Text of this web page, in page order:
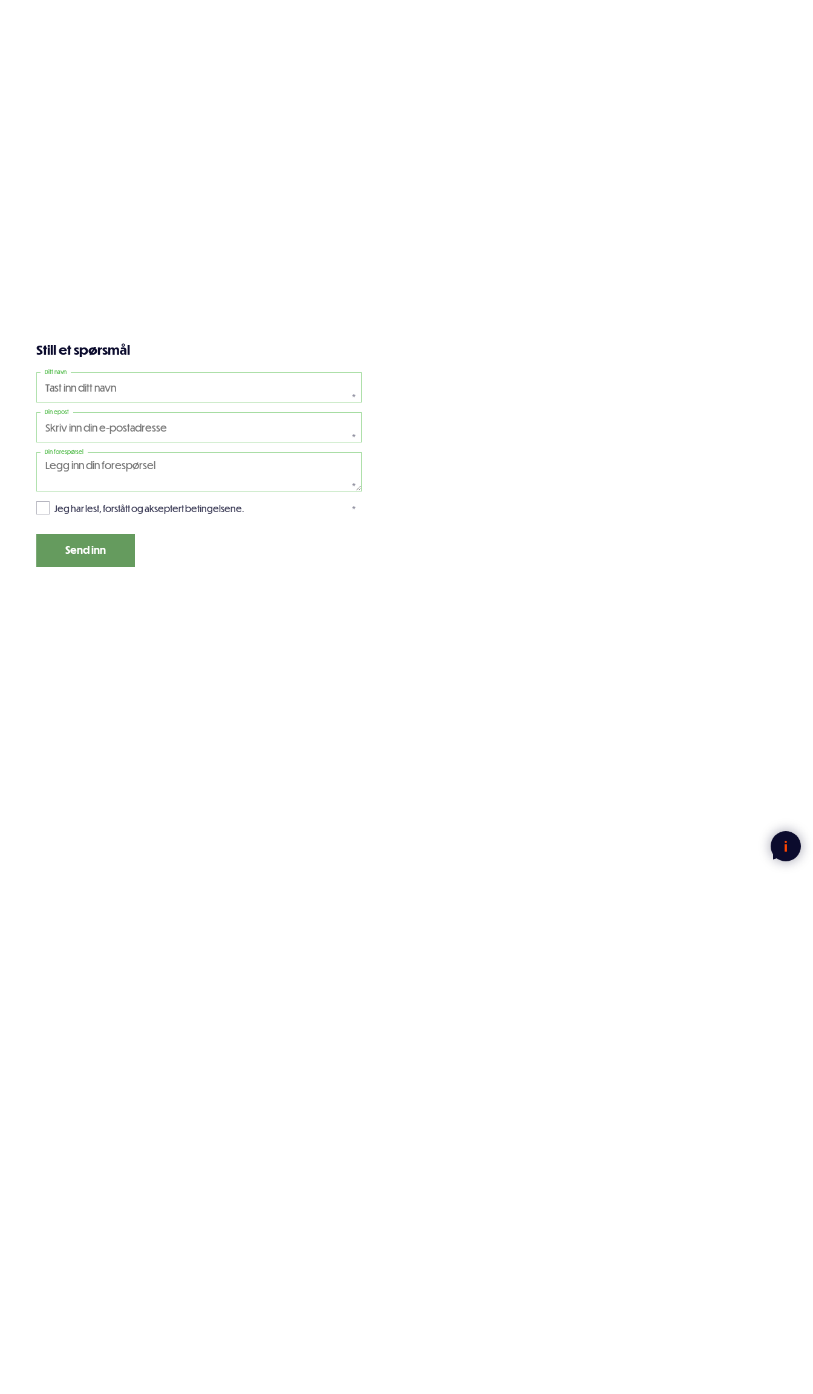
Still et spørsmål
Ditt navn
*
Din epost
*
Din forespørsel
*
Jeg har lest, forstått og akseptert betingelsene. *